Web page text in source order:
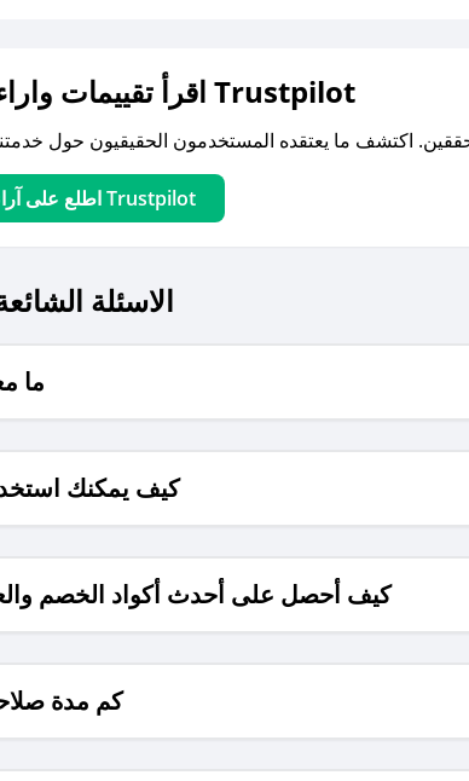
اقرأ تقييمات واراء العملاء على Trustpilot
اطلع على آراء عملائنا على Trustpilot
الاسئلة
ما
كيف يمكنك
كيف أحصل على أحدث أكواد الخصم
كم مدة